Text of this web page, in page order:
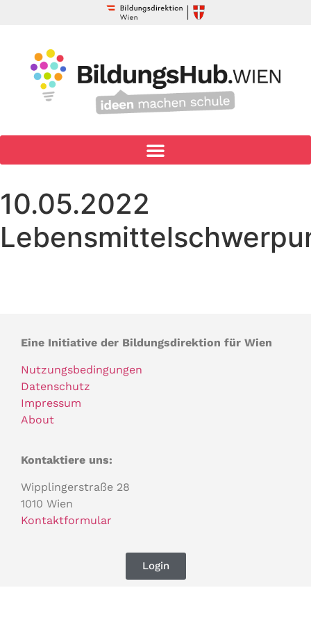
10.05.2022
Eine Initiative der Bildungsdirektion für Wien
Nutzungsbedingungen
Datenschutz
Impressum
About
Kontaktiere uns:
Wipplingerstraße 28
1010 Wien
Kontaktformular
Login